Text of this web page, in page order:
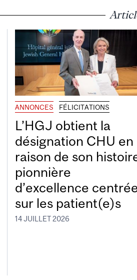
ANNONCES FÉLICITATIONS
L’HGJ obtient la
désignation CHU en
raison de son
pionnière
d’excellence
sur les patient(e)s
14 JUILLET 2026